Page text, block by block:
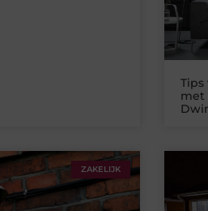
met
ZAKELIJK